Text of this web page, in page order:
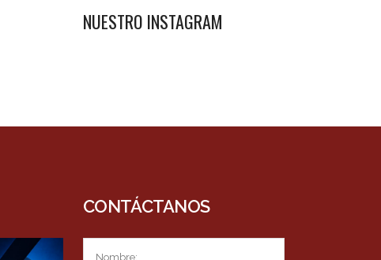
NUESTRO INSTAGRAM
CONTÁCTANOS